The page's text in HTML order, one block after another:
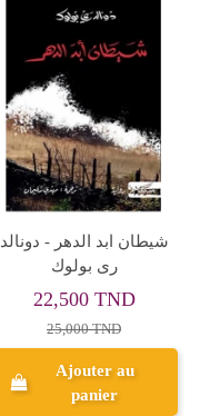
شيطان ابد الدهر - دونالد
رى بولوك
22,500 TND
25,000 TND
Ajouter au
panier